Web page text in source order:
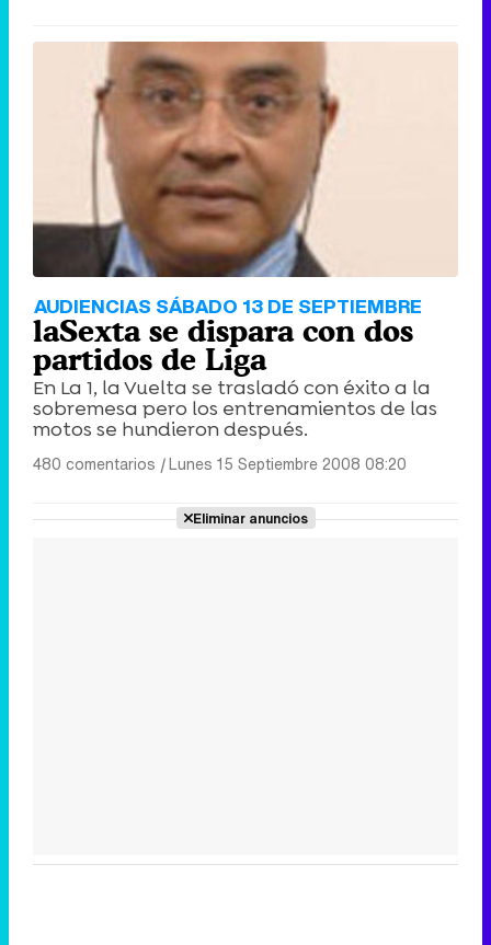
AUDIENCIAS SÁBADO 13 DE SEPTIEMBRE
laSexta se dispara con dos
partidos de Liga
En La 1, la Vuelta se trasladó con éxito a la
sobremesa pero los entrenamientos de las
motos se hundieron después.
480 comentarios |Lunes 15 Septiembre 2008 08:20
Eliminar anuncios